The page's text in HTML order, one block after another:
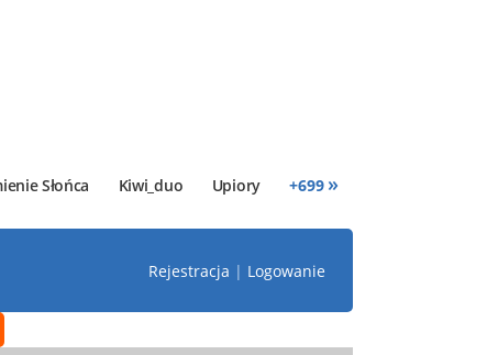
Słońca Kiwi_duo Upiory +699 »
Rejestracja | Logowanie